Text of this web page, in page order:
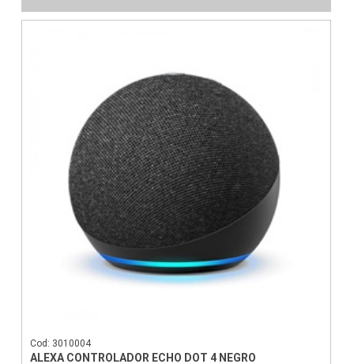
Cod: 3010004
ALEXA CONTROLADOR ECHO DOT 4 NEGRO